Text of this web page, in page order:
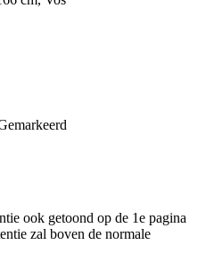
ook getoond op de 1e pagina
zal boven de normale